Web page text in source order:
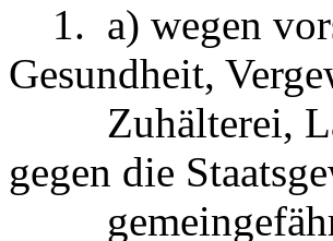
1. a) wegen
Gesundheit,
Zuhälterei,
gegen die